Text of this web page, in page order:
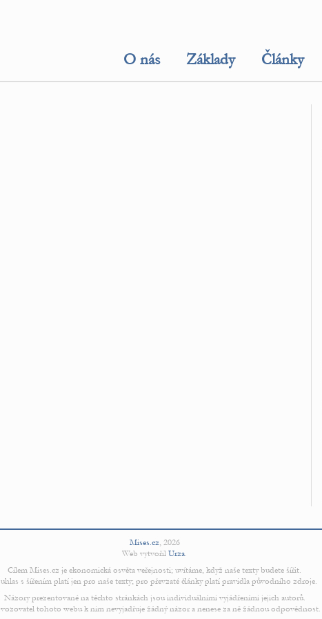
O nás Základy Články
Mises.cz, 2026
Web vytvořil Urza.
Cílem Mises.cz je ekonomická osvěta veřejnosti; uvítáme, když naše texty budete šířit.
s šířením platí jen pro naše texty; pro převzaté články platí pravidla původního zdroje.
Názory prezentované na těchto stránkách jsou individuálními vyjádřeními jejich autorů.
tohoto webu k nim nevyjadřuje žádný názor a nenese za ně žádnou odpovědnost.